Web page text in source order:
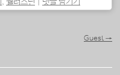
Guest →